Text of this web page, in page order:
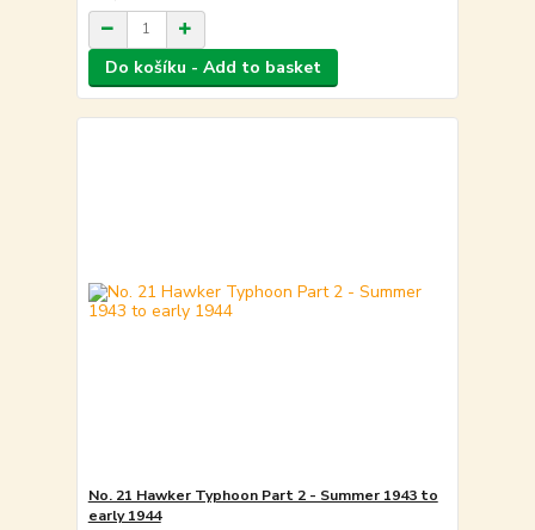
Do košíku - Add to basket
No. 21 Hawker Typhoon Part 2 - Summer 1943 to
early 1944